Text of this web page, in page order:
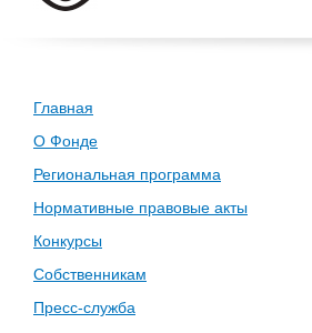
Главная
О Фонде
Региональная программа
Нормативные правовые акты
Конкурсы
Собственникам
Пресс-служба